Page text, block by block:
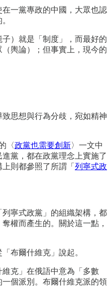
一黨專政的中國，大眾也認
）就是「制度」，而最好的
輿論）；但事實上，現今的
思想與行為分歧，宛如精神
〈政黨也需要創新〉一文中
黨，都在政黨理念上實施了
則都參照了所謂「 列寧式政
寧式政黨」的組織架構，都
權而產生的。關於這一點，
布爾什維克」說起。
克」在俄語中意為「多數
一個派別。布爾什維克派的領